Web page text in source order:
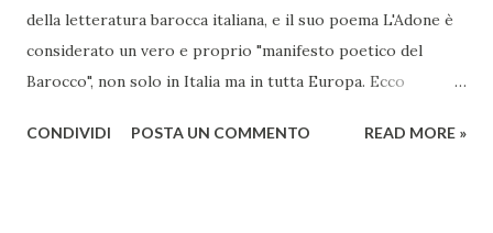
della letteratura barocca italiana, e il suo poema L'Adone è
considerato un vero e proprio "manifesto poetico del
Barocco", non solo in Italia ma in tutta Europa. Ecco
rendono un'opera fondamentale per il periodo. Marino fu
CONDIVIDI POSTA UN COMMENTO READ MORE »